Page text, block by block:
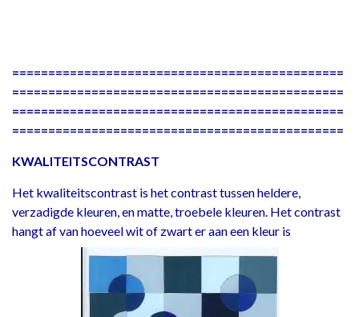
==============================================
==============================================
==============================================
==============================================
KWALITEITSCONTRAST
Het kwaliteitscontrast is het contrast tussen heldere,
verzadigde kleuren, en matte, troebele kleuren. Het contrast
hangt af van hoeveel wit of zwart er aan een kleur is